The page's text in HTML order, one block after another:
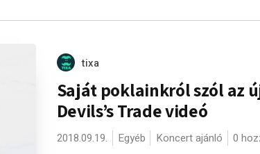
tixa
Saját poklainkról szól az
Devils’s Trade videó
2018.09.19. Egyéb Koncert ajánló 0